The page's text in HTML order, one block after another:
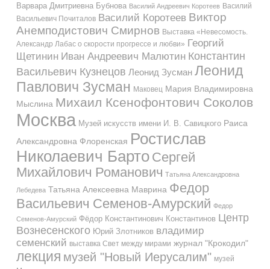
Варвара Дмитриевна Бубнова Василий Андреевич Коротеев Василий
Васильевич Почиталов Василий Коротеев Виктор
Анемподистович Смирнов Выставка «Невесомость.
Александр Лабас о скорости прогрессе и любви» Георгий
Щетинин Иван Андреевич Малютин Константин
Васильевич Кузнецов Леонид Зусман Леонид
Павлович Зусман Маковец Мария Владимировна
Мыслина Михаил Ксенофонтович Соколов
Москва Музей искусств имени И. В. Савицкого Раиса
Александровна Флоренская Ростислав
Николаевич Барто Сергей
Михайлович Романович Татьяна Александровна
Лебедева Татьяна Алексеевна Маврина Федор
Васильевич Семенов-Амурский Федор
Семенов-Амурский Фёдор Константинович Константинов Центр
Вознесенского Юрий Злотников владимир
семенский выставка Свет между мирами журнал "Крокодил"
лекция музей "Новый Иерусалим" музей